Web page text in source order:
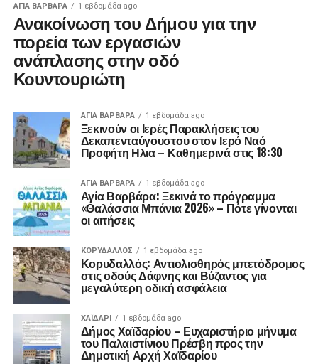
ΑΓΙΑ ΒΑΡΒΑΡΑ 1 εβδομάδα ago
Ανακοίνωση του Δήμου για την
πορεία των εργασιών
ανάπλασης στην οδό
Κουντουριώτη
ΑΓΙΑ ΒΑΡΒΑΡΑ 1 εβδομάδα ago
Ξεκινούν οι Ιερές Παρακλήσεις του
Δεκαπενταύγουστου στον Ιερό Ναό
Προφήτη Ηλια – Καθημερινά στις 18:30
ΑΓΙΑ ΒΑΡΒΑΡΑ 1 εβδομάδα ago
Αγία Βαρβάρα: Ξεκινά το πρόγραμμα
«Θαλάσσια Μπάνια 2026» – Πότε γίνονται
οι αιτήσεις
ΚΟΡΥΔΑΛΛΟΣ 1 εβδομάδα ago
Κορυδαλλός: Αντιολισθηρός μπετόδρομος
στις οδούς Δάφνης και Βύζαντος για
μεγαλύτερη οδική ασφάλεια
ΧΑΪΔΑΡΙ 1 εβδομάδα ago
Δήμος Χαϊδαρίου – Ευχαριστήριο μήνυμα
του Παλαιστίνιου Πρέσβη προς την
Δημοτική Αρχή Χαϊδαρίου